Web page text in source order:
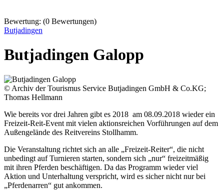
Bewertung: (0 Bewertungen)
Butjadingen
Butjadingen Galopp
© Archiv der Tourismus Service Butjadingen GmbH & Co.KG;
Thomas Hellmann
Wie bereits vor drei Jahren gibt es 2018 am 08.09.2018 wieder ein
Freizeit-Reit-Event mit vielen aktionsreichen Vorführungen auf dem
Außengelände des Reitvereins Stollhamm.
Die Veranstaltung richtet sich an alle „Freizeit-Reiter“, die nicht
unbedingt auf Turnieren starten, sondern sich „nur“ freizeitmäßig
mit ihren Pferden beschäftigen. Da das Programm wieder viel
Aktion und Unterhaltung verspricht, wird es sicher nicht nur bei
„Pferdenarren“ gut ankommen.